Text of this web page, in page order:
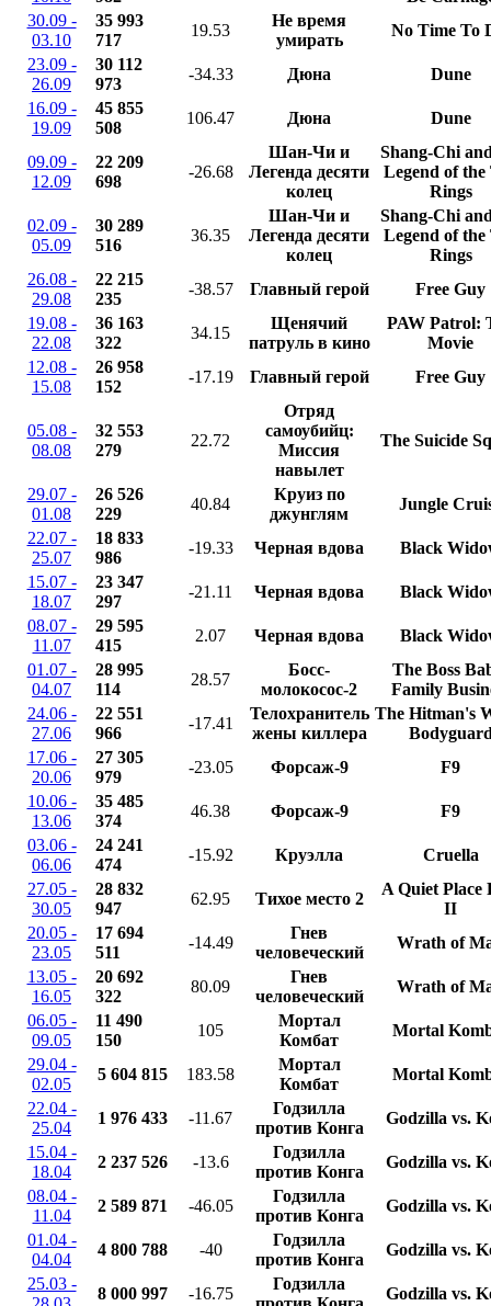
30.09 -
03.10
35 993
717
19.53
Не время
умирать
No Time To
23.09 -
26.09
30 112
973
-34.33 Дюна
Dune
16.09 -
19.09
45 855
508
106.47 Дюна Dune
09.09 -
12.09
22 209
698
-26.68
Шан-Чи и
Легенда десяти
колец
Shang-Chi
Legend of the
Rings
02.09 -
05.09
30 289
516
36.35
Шан-Чи и
Легенда десяти
колец
Shang-Chi
Legend of the
Rings
26.08 -
29.08
22 215
235
-38.57 Главный герой
Free Guy
19.08 -
22.08
36 163
322
34.15
Щенячий
патруль в кино
PAW Patrol:
Movie
12.08 -
15.08
26 958
152
-17.19 Главный герой Free Guy
05.08 -
08.08
32 553
279
22.72
Отряд
самоубийц:
Миссия
навылет
The Suicide
29.07 -
01.08
26 526
229
40.84
Круиз по
джунглям
Jungle
22.07 -
25.07
18 833
986
-19.33 Черная вдова
Black
15.07 -
18.07
23 347
297
-21.11 Черная вдова
Black
08.07 -
11.07
29 595
415
2.07 Черная вдова
Black
01.07 -
04.07
28 995
114
28.57
Босс-
молокосос-2
The Boss
Family
24.06 -
27.06
22 551
966
-17.41
Телохранитель
жены киллера
The Hitman's
17.06 -
20.06
27 305
979
-23.05 Форсаж-9
F9
10.06 -
13.06
35 485
374
46.38 Форсаж-9
F9
03.06 -
06.06
24 241
474
-15.92 Круэлла
Cruella
27.05 -
30.05
28 832
947
62.95 Тихое место 2
A Quiet Place
II
20.05 -
23.05
17 694
511
-14.49
Гнев
человеческий
Wrath of
13.05 -
16.05
20 692
322
80.09
Гнев
человеческий
Wrath of
06.05 -
09.05
11 490
150
105
Мортал
Комбат
Mortal
29.04 -
02.05
5 604 815 183.58
Мортал
Комбат
Mortal
22.04 -
25.04
1 976 433 -11.67
Годзилла
против Конга
Godzilla vs.
15.04 -
18.04
2 237 526 -13.6
Годзилла
против Конга
Godzilla vs.
08.04 -
11.04
2 589 871 -46.05
Годзилла
против Конга
Godzilla vs.
01.04 -
04.04
4 800 788 -40
Годзилла
против Конга
Godzilla vs.
25.03 -
8 000 997 -16.75
Годзилла
Godzilla vs.